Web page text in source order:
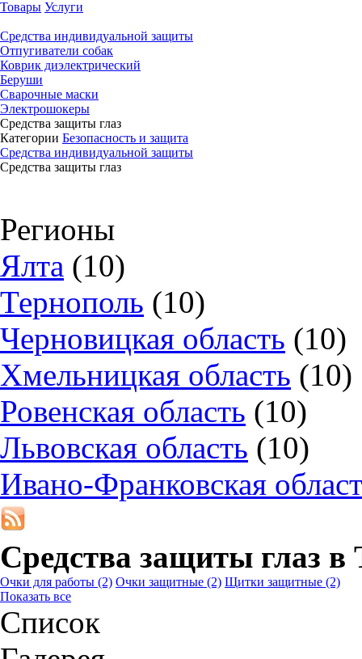
Товары Услуги
Средства индивидуальной защиты
Отпугиватели собак
Коврик диэлектрический
Беруши
Сварочные маски
Электрошокеры
Средства защиты глаз
Категории Безопасность и защита
Средства индивидуальной защиты
Средства защиты глаз
Регионы
Ялта (10)
Тернополь (10)
Черновицкая область (10)
Хмельницкая область (10)
Ровенская область (10)
Львовская область (10)
Ивано-Франковская
Средства защиты глаз в
Очки для работы (2) Очки защитные (2) Щитки защитные (2)
Показать все
Список